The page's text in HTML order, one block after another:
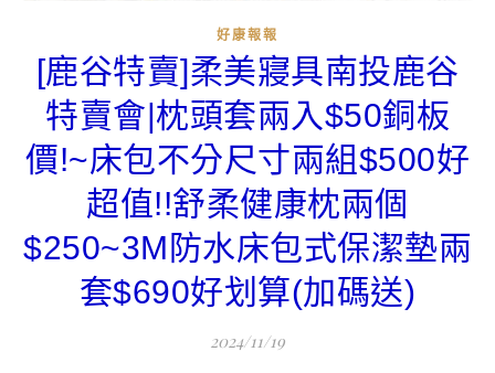
好康報報
[鹿谷特賣]柔美寢具南投鹿谷
特賣會|枕頭套兩入$50銅板
價!~床包不分尺寸兩組$500好
超值!!舒柔健康枕兩個
$250~3M防水床包式保潔墊兩
套$690好划算(加碼送)
2024/11/19